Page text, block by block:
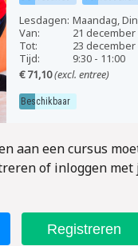
Lesdagen: Maandag,
Van:
21 december
Tot:
23 december
Tijd:
9:30 - 11:00
€ 71,10(excl. entree)
Beschikbaar
aan een cursus
of inloggen met
Registreren